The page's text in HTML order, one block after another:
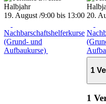
19. August /9:00 bis 13:00
Nachbarschaftshelferkurse
(Grund- und
Aufbaukurse)
20.
1
1